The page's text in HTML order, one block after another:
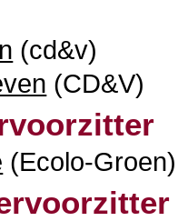
(cd&v)
(CD&V)
(Ecolo-Groen)